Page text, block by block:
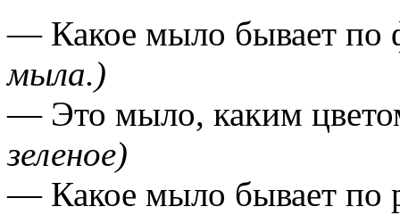
— Какое мыло бывает по
мыла.)
— Это мыло, каким
зеленое)
— Какое мыло бывает по